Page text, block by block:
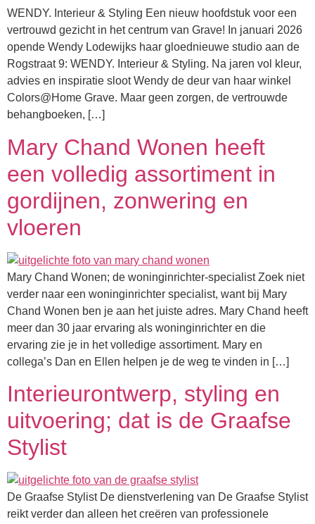
WENDY. Interieur & Styling Een nieuw hoofdstuk voor een
vertrouwd gezicht in het centrum van Grave! In januari 2026
opende Wendy Lodewijks haar gloednieuwe studio aan de
Rogstraat 9: WENDY. Interieur & Styling. Na jaren vol kleur,
advies en inspiratie sloot Wendy de deur van haar winkel
Colors@Home Grave. Maar geen zorgen, de vertrouwde
behangboeken, […]
Mary Chand Wonen heeft
een volledig assortiment in
gordijnen, zonwering en
vloeren
Mary Chand Wonen; de woninginrichter-specialist Zoek niet
verder naar een woninginrichter specialist, want bij Mary
Chand Wonen ben je aan het juiste adres. Mary Chand heeft
meer dan 30 jaar ervaring als woninginrichter en die
ervaring zie je in het volledige assortiment. Mary en
collega’s Dan en Ellen helpen je de weg te vinden in […]
Interieurontwerp, styling en
uitvoering; dat is de Graafse
Stylist
De Graafse Stylist De dienstverlening van De Graafse Stylist
reikt verder dan alleen het creëren van professionele